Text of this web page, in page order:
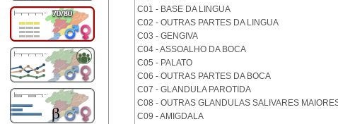
C01 - BASE DA LINGUA
C02 - OUTRAS PARTES DA LINGUA
C03 - GENGIVA
C04 - ASSOALHO DA BOCA
C05 - PALATO
C06 - OUTRAS PARTES DA BOCA
C07 - GLANDULA PAROTIDA
C08 - OUTRAS GLANDULAS SALIVARES
C09 - AMIGDALA